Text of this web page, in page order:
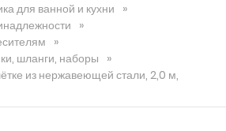
для ванной и кухни »
»
»
шланги, наборы »
из нержавеющей стали, 2,0 м,